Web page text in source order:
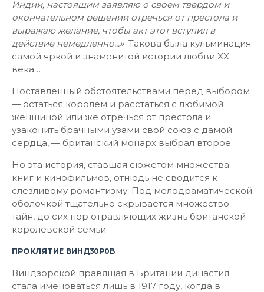
Индии, настоящим заявляю о своем твердом и
окончательном решении отречься от престола и
выражаю желание, чтобы акт этот вступил в
действие немедленно...» Такова была кульминация
самой яркой и знаменитой истории любви XX
века…
Поставленный обстоятельствами перед выбором
— остаться королем и расстаться с любимой
женщиной или же отречься от престола и
узаконить брачными узами свой союз с дамой
сердца, — британский монарх выбрал второе.
Но эта история, ставшая сюжетом множества
книг и кинофильмов, отнюдь не сводится к
слезливому романтизму. Под мелодраматической
оболочкой тщательно скрывается множество
тайн, до сих пор отравляющих жизнь британской
королевской семьи.
ПРОКЛЯТИЕ ВИНД30Р0В
Виндзорской правящая в Британии династия
стала именоваться лишь в 1917 году, когда в